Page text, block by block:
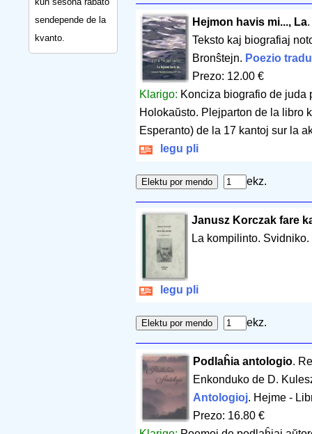
sendepende de la
kvanto.
Hejmon havis mi..., La.
Teksto kaj biografiaj
Bronŝtejn. Poezio
Prezo: 12.00 €
Klarigo: Konciza biografio de juda
Holokaŭsto. Plejparton de la libro
Esperanto) de la 17 kantoj sur la
legu pli
ekz.
Janusz Korczak fare
La kompilinto. Svidniko.
legu pli
ekz.
Podlaĥia antologio.
Enkonduko de D.
Antologioj. Hejme -
Prezo: 16.80 €